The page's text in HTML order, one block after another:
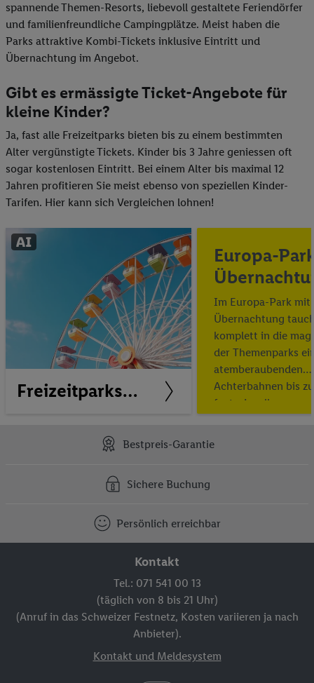
spannende Themen-Resorts, liebevoll gestaltete Feriendörfer
und familienfreundliche Campingplätze. Meist haben die
Parks attraktive Kombi-Tickets inklusive Eintritt und
Übernachtung im Angebot.
Gibt es ermässigte Ticket-Angebote für
kleine Kinder?
Ja, fast alle Freizeitparks bieten bis zu einem bestimmten
Alter vergünstigte Tickets. Kinder bis 3 Jahre geniessen oft
sogar kostenlosen Eintritt. Bei einem Alter bis maximal 12
Jahren profitieren Sie meist ebenso von speziellen Kinder-
Tarifen. Hier kann sich Vergleichen lohnen!
Freizeitparks mit Übernachtung
Europa-
Im Europa-Park mit
Übernachtung
komplett in die
der Themenparks
atemberaubenden
Achterbahnen bis zu
fantasievollen
Bestpreis-Garantie
Sichere Buchung
Persönlich erreichbar
Kontakt
Tel.: 071 541 00 13
(täglich von 8 bis 21 Uhr)
(Anruf in das Schweizer Festnetz, Kosten variieren ja nach
Anbieter).
Kontakt und Meldesystem